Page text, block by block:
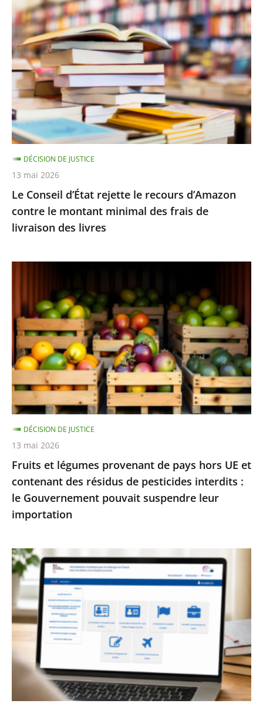
la
République
qui
est
liée
aux
relations
interna...
Conseil
d’État
rejette
le
recours
d’Amazon
contre
le
montant
minimal
des
frais
de
livraison
livres
Le Conseil d’État rejette le recours d’Amazon
contre le montant minimal des frais de
livraison des livres
DÉCISION DE JUSTICE
13 mai 2026
légumes
provenant
de
pays
hors
UE
contenant
des
résidus
de
pesticides
interdits
:
Gouvernement
pouvait
suspendre
leur
importation
Fruits et légumes provenant de pays hors UE et
contenant des résidus de pesticides interdits :
le Gouvernement pouvait suspendre leur
importation
DÉCISION DE JUSTICE
13 mai 2026
Services
publics
le
Conseil
d’État
enjoint
l’État
de